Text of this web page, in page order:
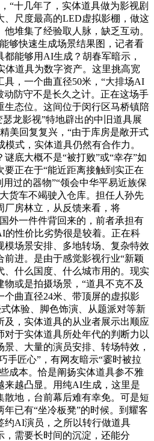
“十几年了，实体道具做为影视剧
、尺度最高的LED虚拟影棚，做这
堆集了经验取人脉，缺乏互动。
够快速生成场景结果图，记者看
能够用AI生成？胡春军暗示，
体道具为数字资产。这里挑高宽
具，一个曲直径50米，“大排场AI
动防守不是长久之计。正在这场手
生态位。这间位于闵行区马桥镇陪
瑟龙影视”特地辟出的中旧道具展
美回复复兴，“由于库房是敞开式
式，实体道具仍然有合作力。
底大概不是“被打败”或“幸存”如
正在于“能近距离接触到实正在
过的器物”“领会中华平易近族保
货车不竭驶入仓库。担任人孙先
厂房林立，从反馈来看，将
外一件件背回来的，前者承担有
的性价比劣势很是较着。正在科
模场景安排、多地转场、复杂特效
前进。是由于感觉影视行业“新颖
、什么国度、什么城市用的。现实
物或是拍摄场景，“道具不克不及
曲直径24米、带顶屏的虚拟影
体验、脚色饰演、从题派对等新
及，实体道具的从业者展示出顺应
对于实体道具所处年代的判断力以
、大量的演员安排、转场特效，
手匠心”，有网友暗示“霎时被拉
成本。恰是阐扬实体道具参不雅
来越凸显。用纯AI生成，这里是
散地，台前幕后难有幸免。可是短
已有“坐冷板凳”的时候。到耀客
约AI演员，之所以转行做道具
，需要长时间的沉淀，还能分